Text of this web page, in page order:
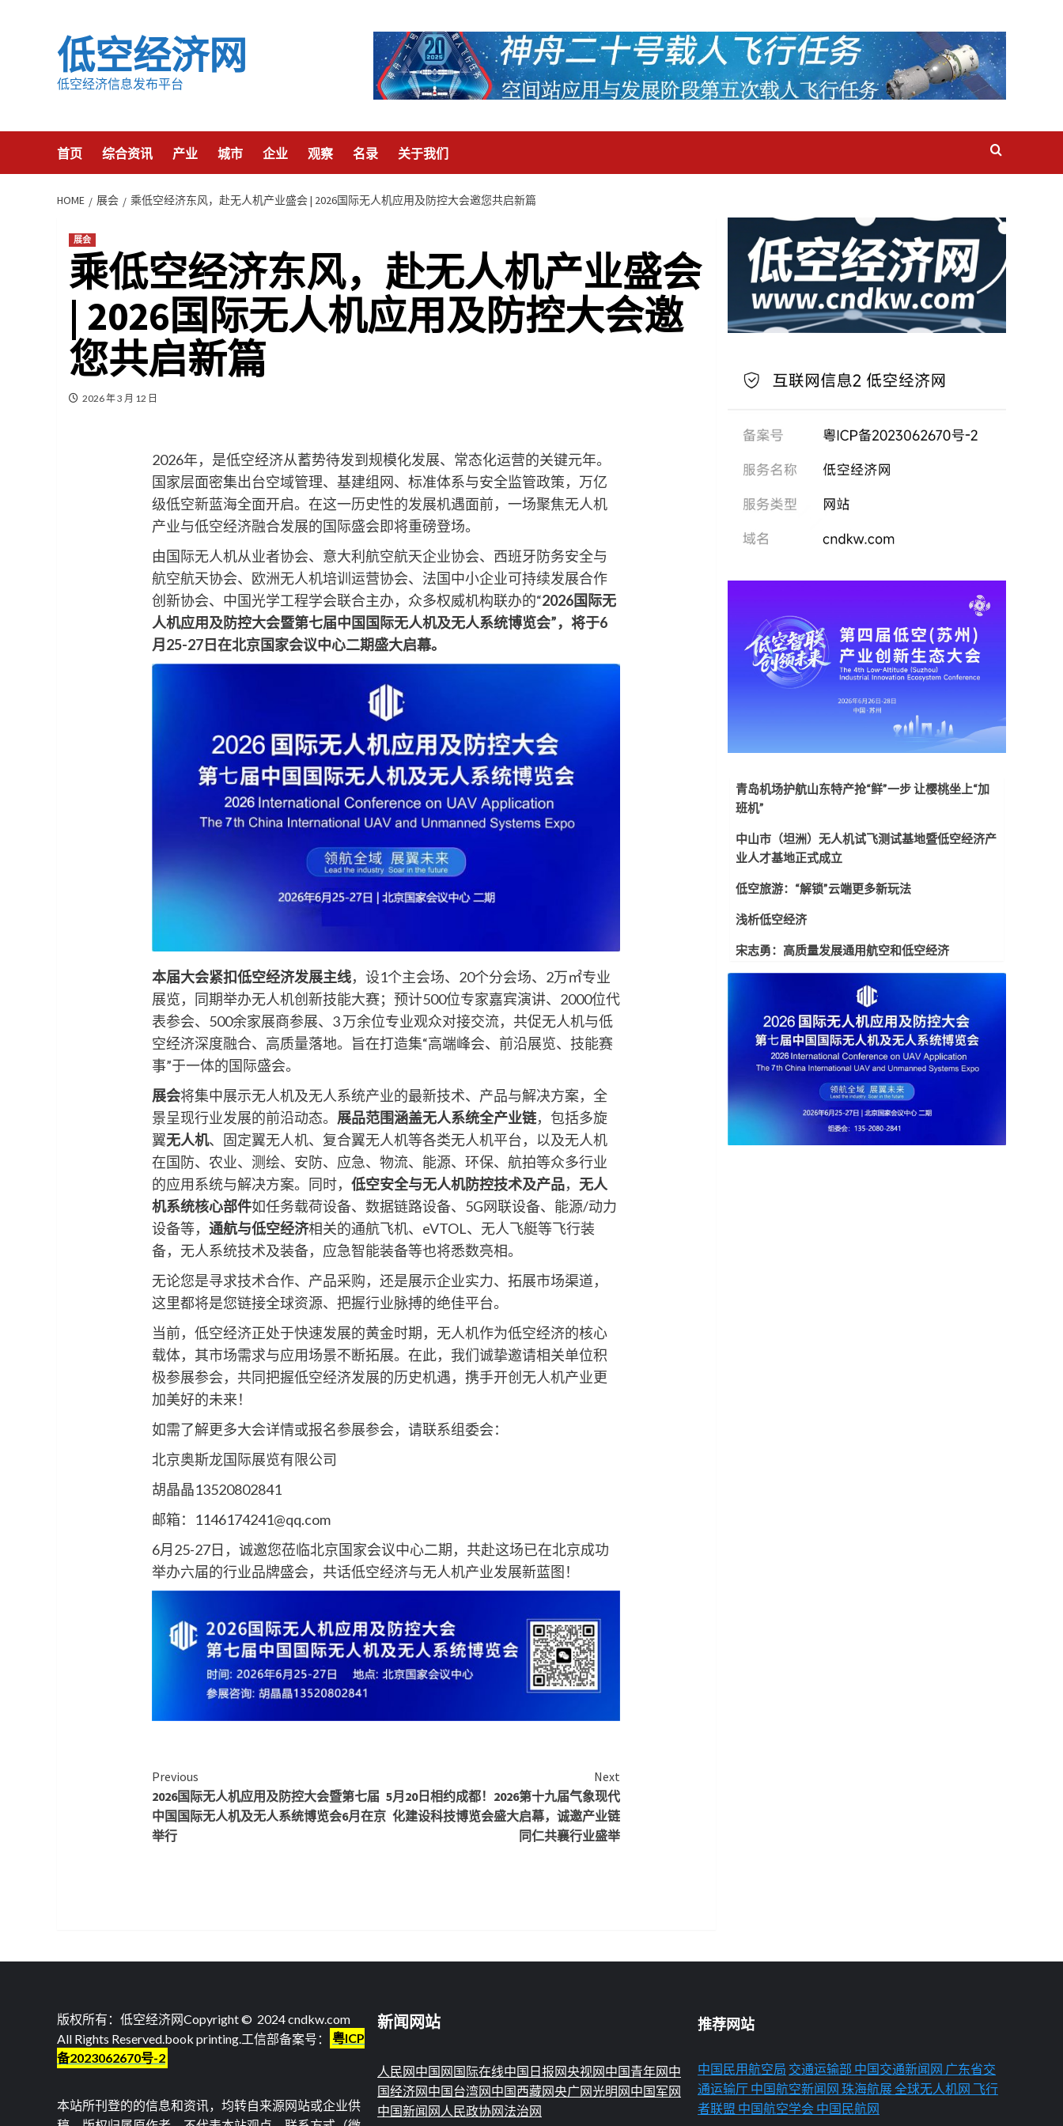
低空经济网
低空经济信息发布平台
首页 综合资讯 产业 城市 企业 观察 名录 关于我们
HOME 展会 乘低空经济东风，赴无人机产业盛会 | 2026国际无人机应用及防控大会邀您共启新篇
展会
乘低空经济东风，赴无人机产业盛会
| 2026国际无人机应用及防控大会邀
您共启新篇
2026 年 3 月 12 日
2026年，是低空经济从蓄势待发到规模化发展、常态化运营的关键元年。
国家层面密集出台空域管理、基建组网、标准体系与安全监管政策，万亿
级低空新蓝海全面开启。在这一历史性的发展机遇面前，一场聚焦无人机
产业与低空经济融合发展的国际盛会即将重磅登场。
由国际无人机从业者协会、意大利航空航天企业协会、西班牙防务安全与
航空航天协会、欧洲无人机培训运营协会、法国中小企业可持续发展合作
创新协会、中国光学工程学会联合主办，众多权威机构联办的“2026国际无
人机应用及防控大会暨第七届中国国际无人机及无人系统博览会”，将于6
月25-27日在北京国家会议中心二期盛大启幕。
本届大会紧扣低空经济发展主线，设1个主会场、20个分会场、2万㎡专业
展览，同期举办无人机创新技能大赛；预计500位专家嘉宾演讲、2000位代
表参会、500余家展商参展、3 万余位专业观众对接交流，共促无人机与低
空经济深度融合、高质量落地。旨在打造集“高端峰会、前沿展览、技能赛
事”于一体的国际盛会。
展会将集中展示无人机及无人系统产业的最新技术、产品与解决方案，全
景呈现行业发展的前沿动态。 展品范围涵盖无人系统全产业链，包括多旋
翼无人机、固定翼无人机、复合翼无人机等各类无人机平台，以及无人机
在国防、农业、测绘、安防、应急、物流、能源、环保、航拍等众多行业
的应用系统与解决方案。同时，低空安全与无人机防控技术及产品， 无人
机系统核心部件如任务载荷设备、数据链路设备、5G网联设备、能源/动力
设备等，通航与低空经济相关的通航飞机、eVTOL、无人飞艇等飞行装
备，无人系统技术及装备，应急智能装备等也将悉数亮相。
无论您是寻求技术合作、产品采购，还是展示企业实力、拓展市场渠道，
这里都将是您链接全球资源、把握行业脉搏的绝佳平台。
当前，低空经济正处于快速发展的黄金时期，无人机作为低空经济的核心
载体，其市场需求与应用场景不断拓展。在此，我们诚挚邀请相关单位积
极参展参会，共同把握低空经济发展的历史机遇，携手开创无人机产业更
加美好的未来！
如需了解更多大会详情或报名参展参会，请联系组委会：
北京奥斯龙国际展览有限公司
胡晶晶13520802841
邮箱：1146174241@qq.com
6月25-27日，诚邀您莅临北京国家会议中心二期，共赴这场已在北京成功
举办六届的行业品牌盛会，共话低空经济与无人机产业发展新蓝图！
Continue
Reading
Previous
2026国际无人机应用及防控大会暨第七届
中国国际无人机及无人系统博览会6月在京
举行
Next
5月20日相约成都！2026第十九届气象现代
化建设科技博览会盛大启幕，诚邀产业链
同仁共襄行业盛举
青岛机场护航山东特产抢“鲜”一步 让樱桃坐上“加
班机”
中山市（坦洲）无人机试飞测试基地暨低空经济产
业人才基地正式成立
低空旅游：“解锁”云端更多新玩法
浅析低空经济
宋志勇：高质量发展通用航空和低空经济
版权所有：低空经济网Copyright © 2024 cndkw.com
All Rights Reserved. book printing .工信部备案号：
粤ICP
备2023062670号-2
本站所刊登的的信息和资讯，均转自来源网站或企业供
新闻网站
人民网中国网国际在线中国日报网央视网中国青年网中
国经济网中国台湾网中国西藏网央广网光明网中国军网
中国新闻网 人民政协网法治网
推荐网站
中国民用航空局 交通运输部 中国交通新闻网 广东省交
通运输厅 中国航空新闻网 珠海航展全球无人机网 飞行
者联盟 中国航空学会 中国民航网